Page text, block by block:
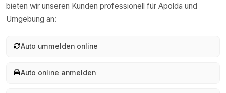
bieten wir unseren Kunden professionell für Apolda und
Umgebung an:
Auto ummelden online
Auto online anmelden